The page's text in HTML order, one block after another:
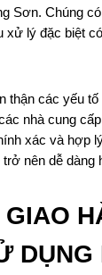
Sơn. Chúng
xử lý đặc biệt
thận các yếu
nhà cung
xác và hợp
nên dễ dàng
DỤNG